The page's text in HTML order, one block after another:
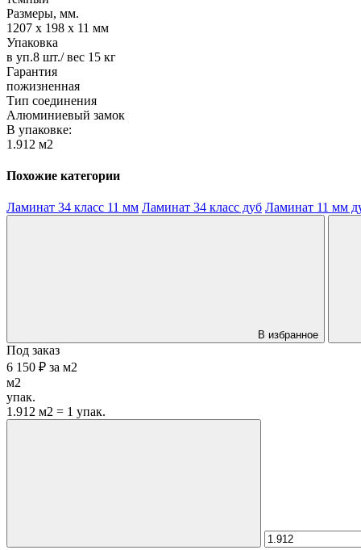
Размеры, мм.
1207 х 198 х 11 мм
Упаковка
в уп.8 шт./ вес 15 кг
Гарантия
пожизненная
Тип соединения
Алюминиевый замок
В упаковке:
1.912 м2
Похожие категории
Ламинат 34 класс 11 мм Ламинат 34 класс дуб Ламинат 11 мм
В избранное
Под заказ
6 150 ₽ за м2
м2
упак.
1.912 м2 = 1 упак.